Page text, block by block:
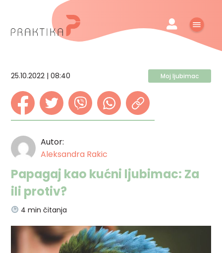
25.10.2022 | 08:40 Moj ljubimac
Autor:
Aleksandra Rakic
Papagaj kao kućni ljubimac: Za
ili protiv?
4 min čitanja